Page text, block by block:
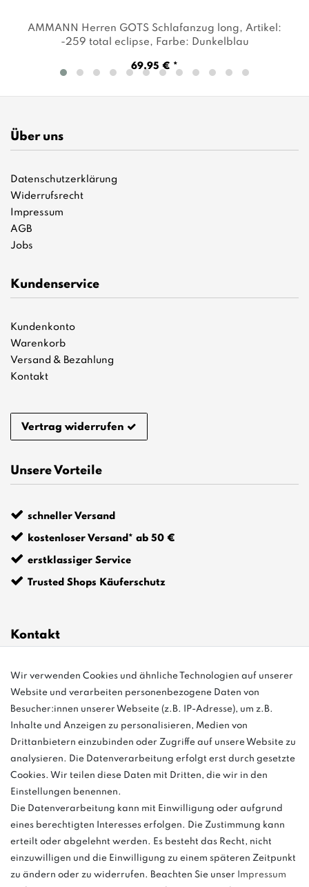
AMMANN Herren GOTS Schlafanzug long, Artikel:
-259 total eclipse, Farbe: Dunkelblau
69,95 € *
Über uns
Datenschutzerklärung
Widerrufsrecht
Impressum
AGB
Jobs
Kundenservice
Kundenkonto
Warenkorb
Versand & Bezahlung
Kontakt
Vertrag widerrufen
Unsere Vorteile
schneller Versand
kostenloser Versand* ab 50 €
erstklassiger Service
Trusted Shops Käuferschutz
Kontakt
info@bonvenon.de
03763 4048350
Montag - Freitag, 08:00 - 16:00
Anrufe aus dem dt. Festnetz zum Ortstarif, Preise aus dem Mobilfunknetz
ggf. abweichend (abhängig vom Provider).
und
weitere.
Wir verwenden Cookies und ähnliche Technologien auf unserer
Website und verarbeiten personenbezogene Daten von
Besucher:innen unserer Webseite (z.B. IP-Adresse), um z.B.
Inhalte und Anzeigen zu personalisieren, Medien von
Drittanbietern einzubinden oder Zugriffe auf unsere Website zu
analysieren. Die Datenverarbeitung erfolgt erst durch gesetzte
Cookies. Wir teilen diese Daten mit Dritten, die wir in den
Einstellungen benennen.
Die Datenverarbeitung kann mit Einwilligung oder aufgrund
eines berechtigten Interesses erfolgen. Die Zustimmung kann
erteilt oder abgelehnt werden. Es besteht das Recht, nicht
einzuwilligen und die Einwilligung zu einem späteren Zeitpunkt
zu ändern oder zu widerrufen. Beachten Sie unser
Impressum